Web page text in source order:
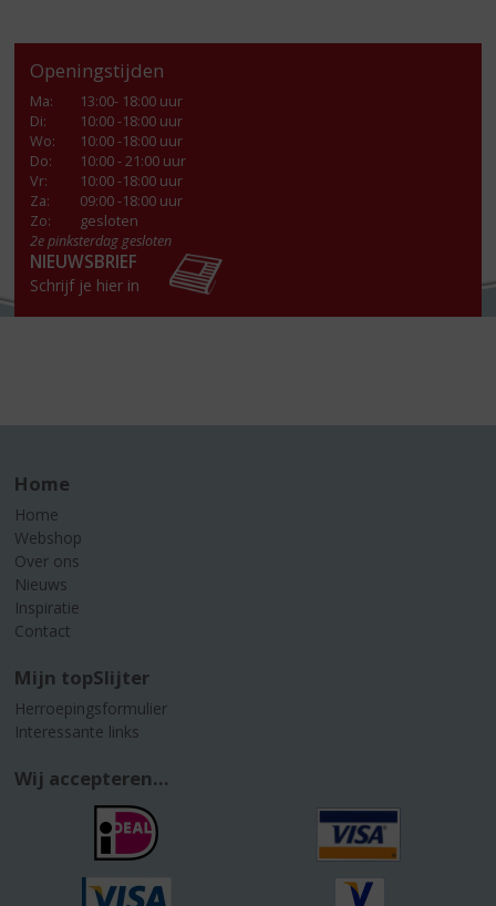
Openingstijden
Ma:
13:00- 18:00 uur
Di:
10:00 -18:00 uur
Wo:
10:00 -18:00 uur
Do:
10:00 - 21:00 uur
Vr:
10:00 -18:00 uur
Za:
09:00 -18:00 uur
Zo:
gesloten
2e pinksterdag gesloten
NIEUWSBRIEF
Schrijf je hier in
Home
Home
Webshop
Over ons
Nieuws
Inspiratie
Contact
Mijn topSlijter
Herroepingsformulier
Interessante links
Wij accepteren...